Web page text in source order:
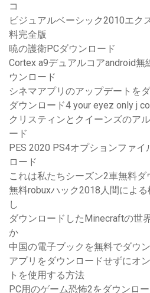
コ
ビジュアルベーシック2010エク
料完全版
暁の護衛PCダウンロード
Cortex a9デュアルコアandroid
ウンロード
シネマアプリのアップデートを
ダウンロード4 your eyez only j
クリスティンとクイーンズのア
ード
PES 2020 PS4オプションファ
ロード
これは私たちシーズン2車無料ダ
無料robuxハック2018人間によ
し
ダウンロードしたMinecraftの世
か
中国の電子ブックを無料でダウ
アプリをダウンロードせずにオ
トを使用する方法
PC用のゲーム恐怖2をダウンロ